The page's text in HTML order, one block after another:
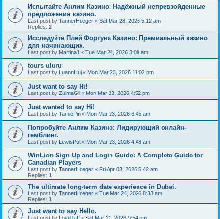
Испытайте Анлим Казино: Надёжный непревзойденные
предложения казино.
Last post by TannerHoeger « Sat Mar 28, 2026 5:12 am
Replies: 2
Исследуйте Плей Фортуна Казино: Премиальный казино
для начинающих.
Last post by Martina1 « Tue Mar 24, 2026 3:09 am
tours uluru
Last post by LuannHuj « Mon Mar 23, 2026 11:02 pm
Just want to say Hi!
Last post by ZulmaGil « Mon Mar 23, 2026 4:52 pm
Just wanted to say Hi!
Last post by TamiePin « Mon Mar 23, 2026 6:45 am
Попробуйте Анлим Казино: Лидирующий онлайн-
гемблинг.
Last post by LewisPut « Mon Mar 23, 2026 4:48 am
WinLion Sign Up and Login Guide: A Complete Guide for
Canadian Players
Last post by TannerHoeger « Fri Apr 03, 2026 5:42 am
Replies: 1
The ultimate long-term date experience in Dubai.
Last post by TannerHoeger « Tue Mar 24, 2026 8:33 am
Replies: 1
Just want to say Hello.
Last post by LoydJaff « Sat Mar 21, 2026 9:54 pm